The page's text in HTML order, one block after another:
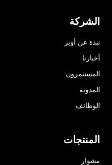
الشركة
نبذة عن أوبر
أخبارنا
المستثمرون
المدونة
الوظائف
المنتجات
مشوار